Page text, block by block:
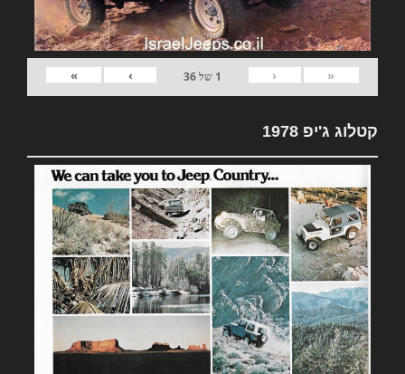
«
‹
1 של36
›
»
קטלוג ג'יפ 1978